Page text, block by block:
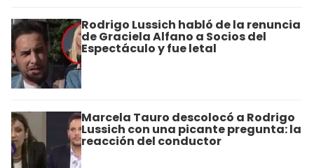
Rodrigo Lussich habló de la renuncia
de Graciela Alfano a Socios del
Espectáculo y fue letal
Marcela Tauro descolocó a Rodrigo
Lussich con una picante pregunta: la
reacción del conductor